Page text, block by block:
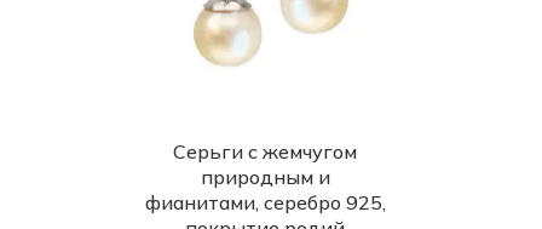
Серьги с жемчугом
природным и
фианитами, серебро 925,